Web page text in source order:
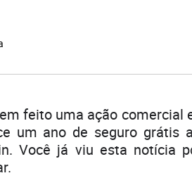
feito uma ação comercial
um ano de seguro grátis
Você já viu esta notícia